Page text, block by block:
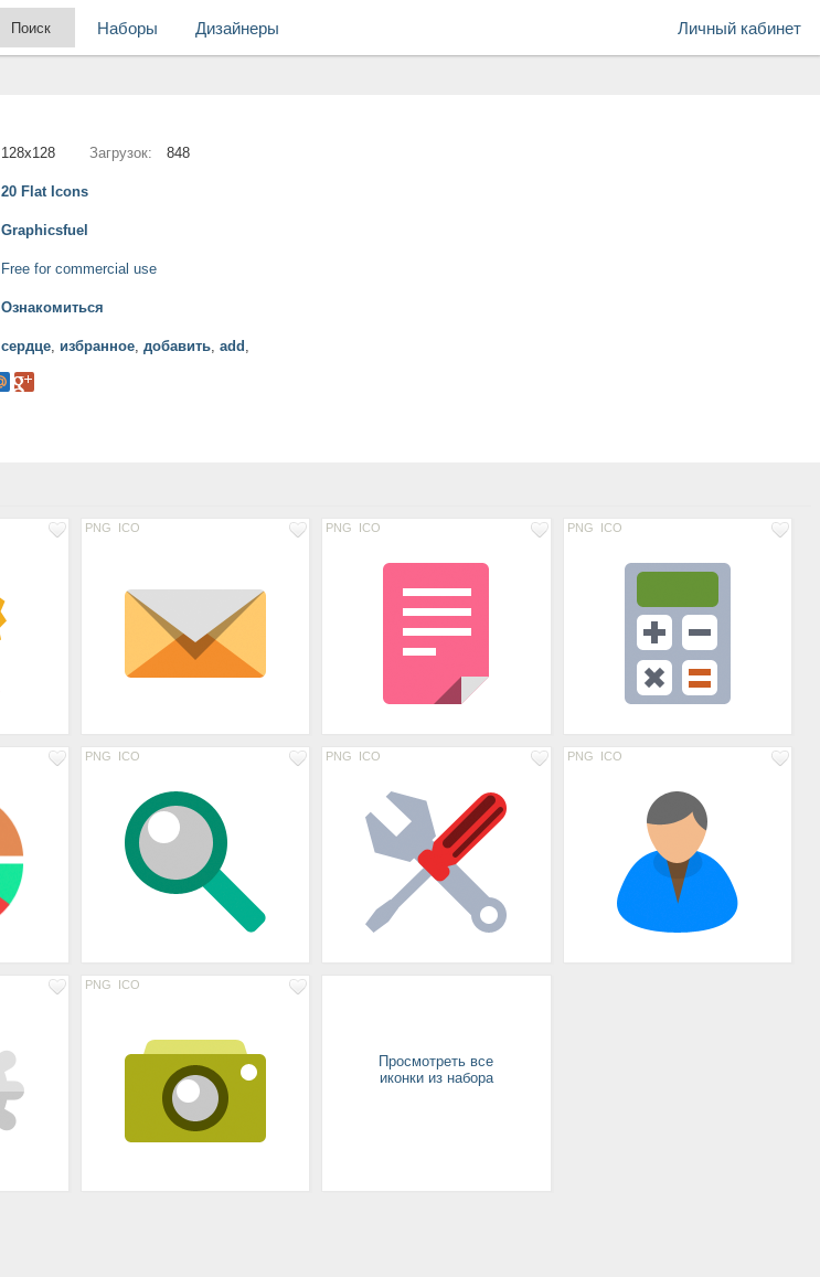
Личный кабинет
Наборы Дизайнеры
128x128 Загрузок: 848
20 Flat Icons
Graphicsfuel
Free for commercial use
Ознакомиться
сердце, избранное, добавить, add ,
PNG ICO PNG ICO PNG ICO
PNG ICO PNG ICO PNG ICO
PNG ICO
Просмотреть все
иконки из набора